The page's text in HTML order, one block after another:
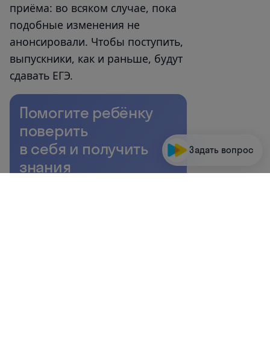
приёма: во всяком случае, пока
подобные изменения не
анонсировали. Чтобы поступить,
выпускники, как и раньше, будут
сдавать ЕГЭ.
Помогите ребёнку
поверить
в себя и получить
знания
Задать вопрос